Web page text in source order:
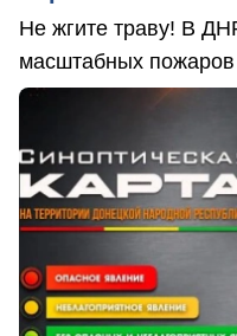
Не жгите траву! В
масштабных пожаров